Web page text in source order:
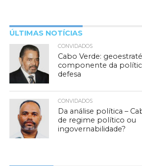
ÚLTIMAS NOTÍCIAS
CONVIDADOS
Cabo Verde:
componente da
defesa
CONVIDADOS
Da análise política –
de regime político ou
ingovernabilidade?